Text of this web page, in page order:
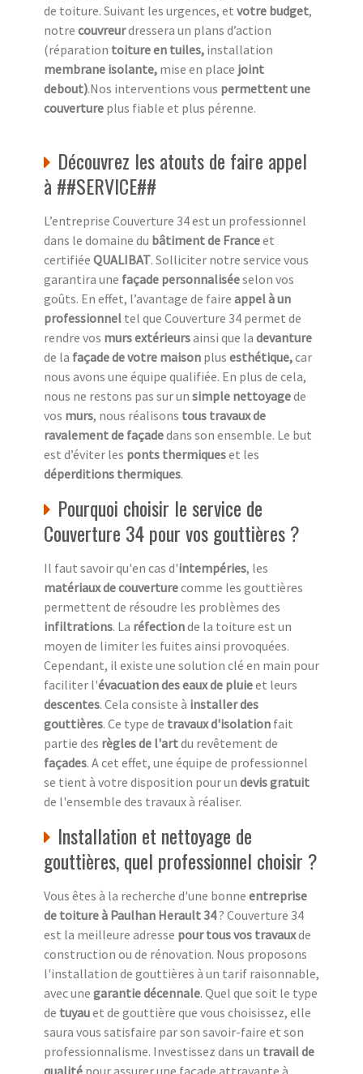
de toiture. Suivant les urgences, et votre budget,
notre couvreurdressera un plans d’action
(réparation toiture en tuiles, installation
membrane isolante, mise en place joint
debout).Nos interventions vous permettent une
couverture plus fiable et plus pérenne.
Découvrez les atouts de faire appel
à ##SERVICE##
L’entreprise Couverture 34 est un professionnel
dans le domaine du bâtiment de Franceet
certifiée QUALIBAT. Solliciter notre service vous
garantira une façade personnaliséeselon vos
goûts. En effet, l’avantage de faire appel à un
professionnel tel que Couverture 34 permet de
rendre vos murs extérieursainsi que la devanture
de la façade de votre maison plus esthétique,car
nous avons une équipe qualifiée. En plus de cela,
nous ne restons pas sur un simple nettoyagede
vos murs, nous réalisons tous travaux de
ravalement de façadedans son ensemble. Le but
est d’éviter les ponts thermiqueset les
déperditions thermiques.
Pourquoi choisir le service de
Couverture 34 pour vos gouttières ?
Il faut savoir qu'en cas d'intempéries, les
matériaux de couverturecomme les gouttières
permettent de résoudre les problèmes des
infiltrations. La réfectionde la toiture est un
moyen de limiter les fuites ainsi provoquées.
Cependant, il existe une solution clé en main pour
faciliter l'évacuation des eaux de pluieet leurs
descentes. Cela consiste à installer des
gouttières. Ce type de travaux d'isolation fait
partie des règles de l'artdu revêtement de
façades. A cet effet, une équipe de professionnel
se tient à votre disposition pour un devis gratuit
de l'ensemble des travaux à réaliser.
Installation et nettoyage de
gouttières, quel professionnel choisir ?
Vous êtes à la recherche d'une bonne entreprise
de toiture à Paulhan Herault 34? Couverture 34
est la meilleure adresse pour tous vos travauxde
construction ou de rénovation. Nous proposons
l'installation de gouttières à un tarif raisonnable,
avec une garantie décennale. Quel que soit le type
de tuyauet de gouttière que vous choisissez, elle
saura vous satisfaire par son savoir-faire et son
professionnalisme. Investissez dans un travail de
qualité pour assurer une façade attrayante à